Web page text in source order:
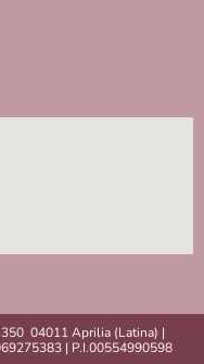
04011 Aprilia (Latina) |
| P.I.00554990598